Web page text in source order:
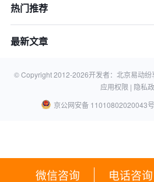
微信咨询 电话咨询
销客AI，
热门推荐
最新文章
© Copyright 2012-2026开发者：北京易动
应用权限 | 隐私
京公网安备 11010802020043号